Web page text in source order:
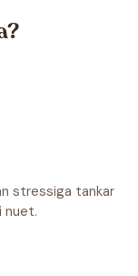
stressiga tankar
nuet.